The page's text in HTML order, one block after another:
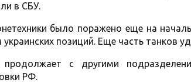
в СБУ.
было поражено еще на
позиций. Еще часть танков
с другими
РФ.